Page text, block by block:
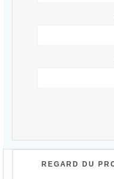
REGARD DU